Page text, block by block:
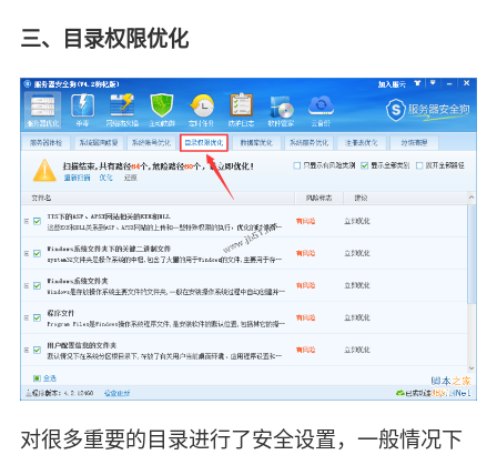
三、目录权限优化
对很多重要的目录进行了安全设置，一般情况下